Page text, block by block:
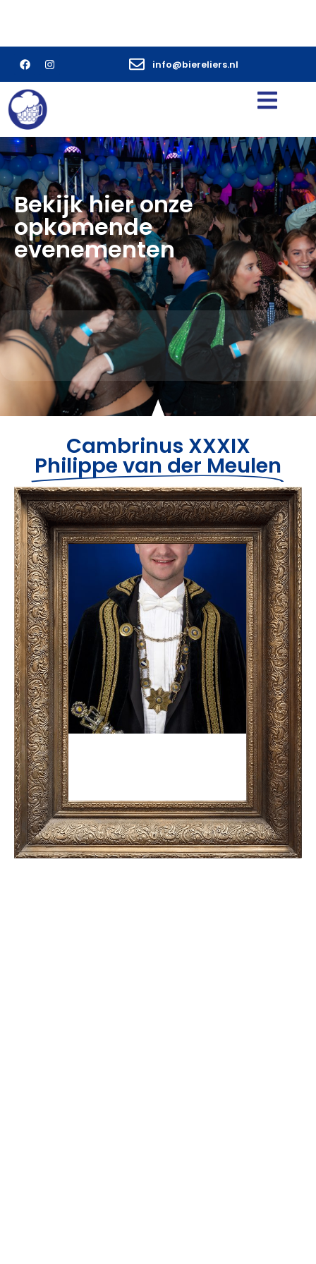
info@biereliers.nl
Bekijk hier onze
opkomende
evenementen
Cambrinus XXXIX
Philippe van der Meulen